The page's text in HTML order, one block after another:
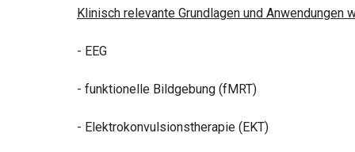
Klinisch relevante Grundlagen und
- EEG
- funktionelle Bildgebung (fMRT)
- Elektrokonvulsionstherapie (EKT)